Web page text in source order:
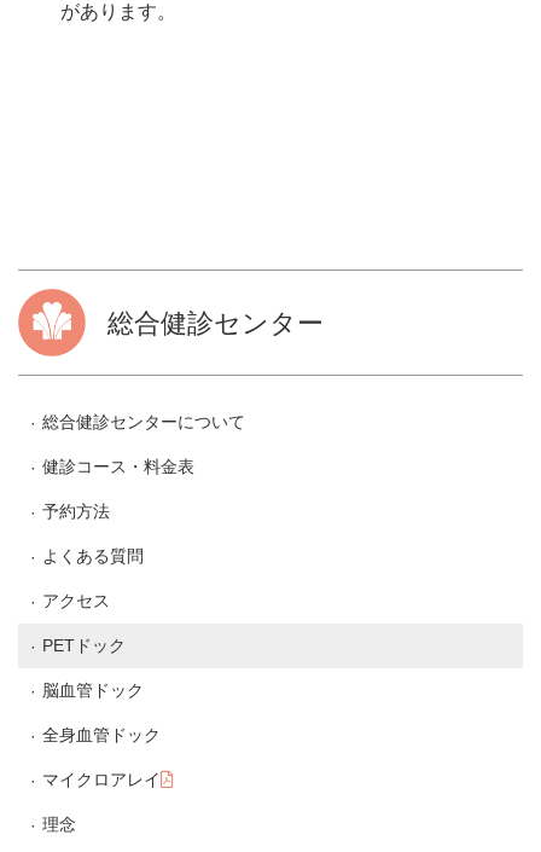
総合健診センター
総合健診センターについて
健診コース・料金表
予約方法
よくある質問
アクセス
PETドック
脳血管ドック
全身血管ドック
マイクロアレイ
理念
があります。